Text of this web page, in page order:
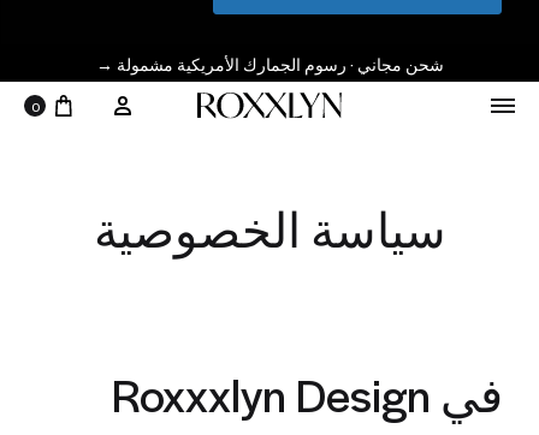
شحن مجاني · رسوم الجمارك الأمريكية مشمولة →
0
سياسة الخصوصية
في Roxxxlyn Design